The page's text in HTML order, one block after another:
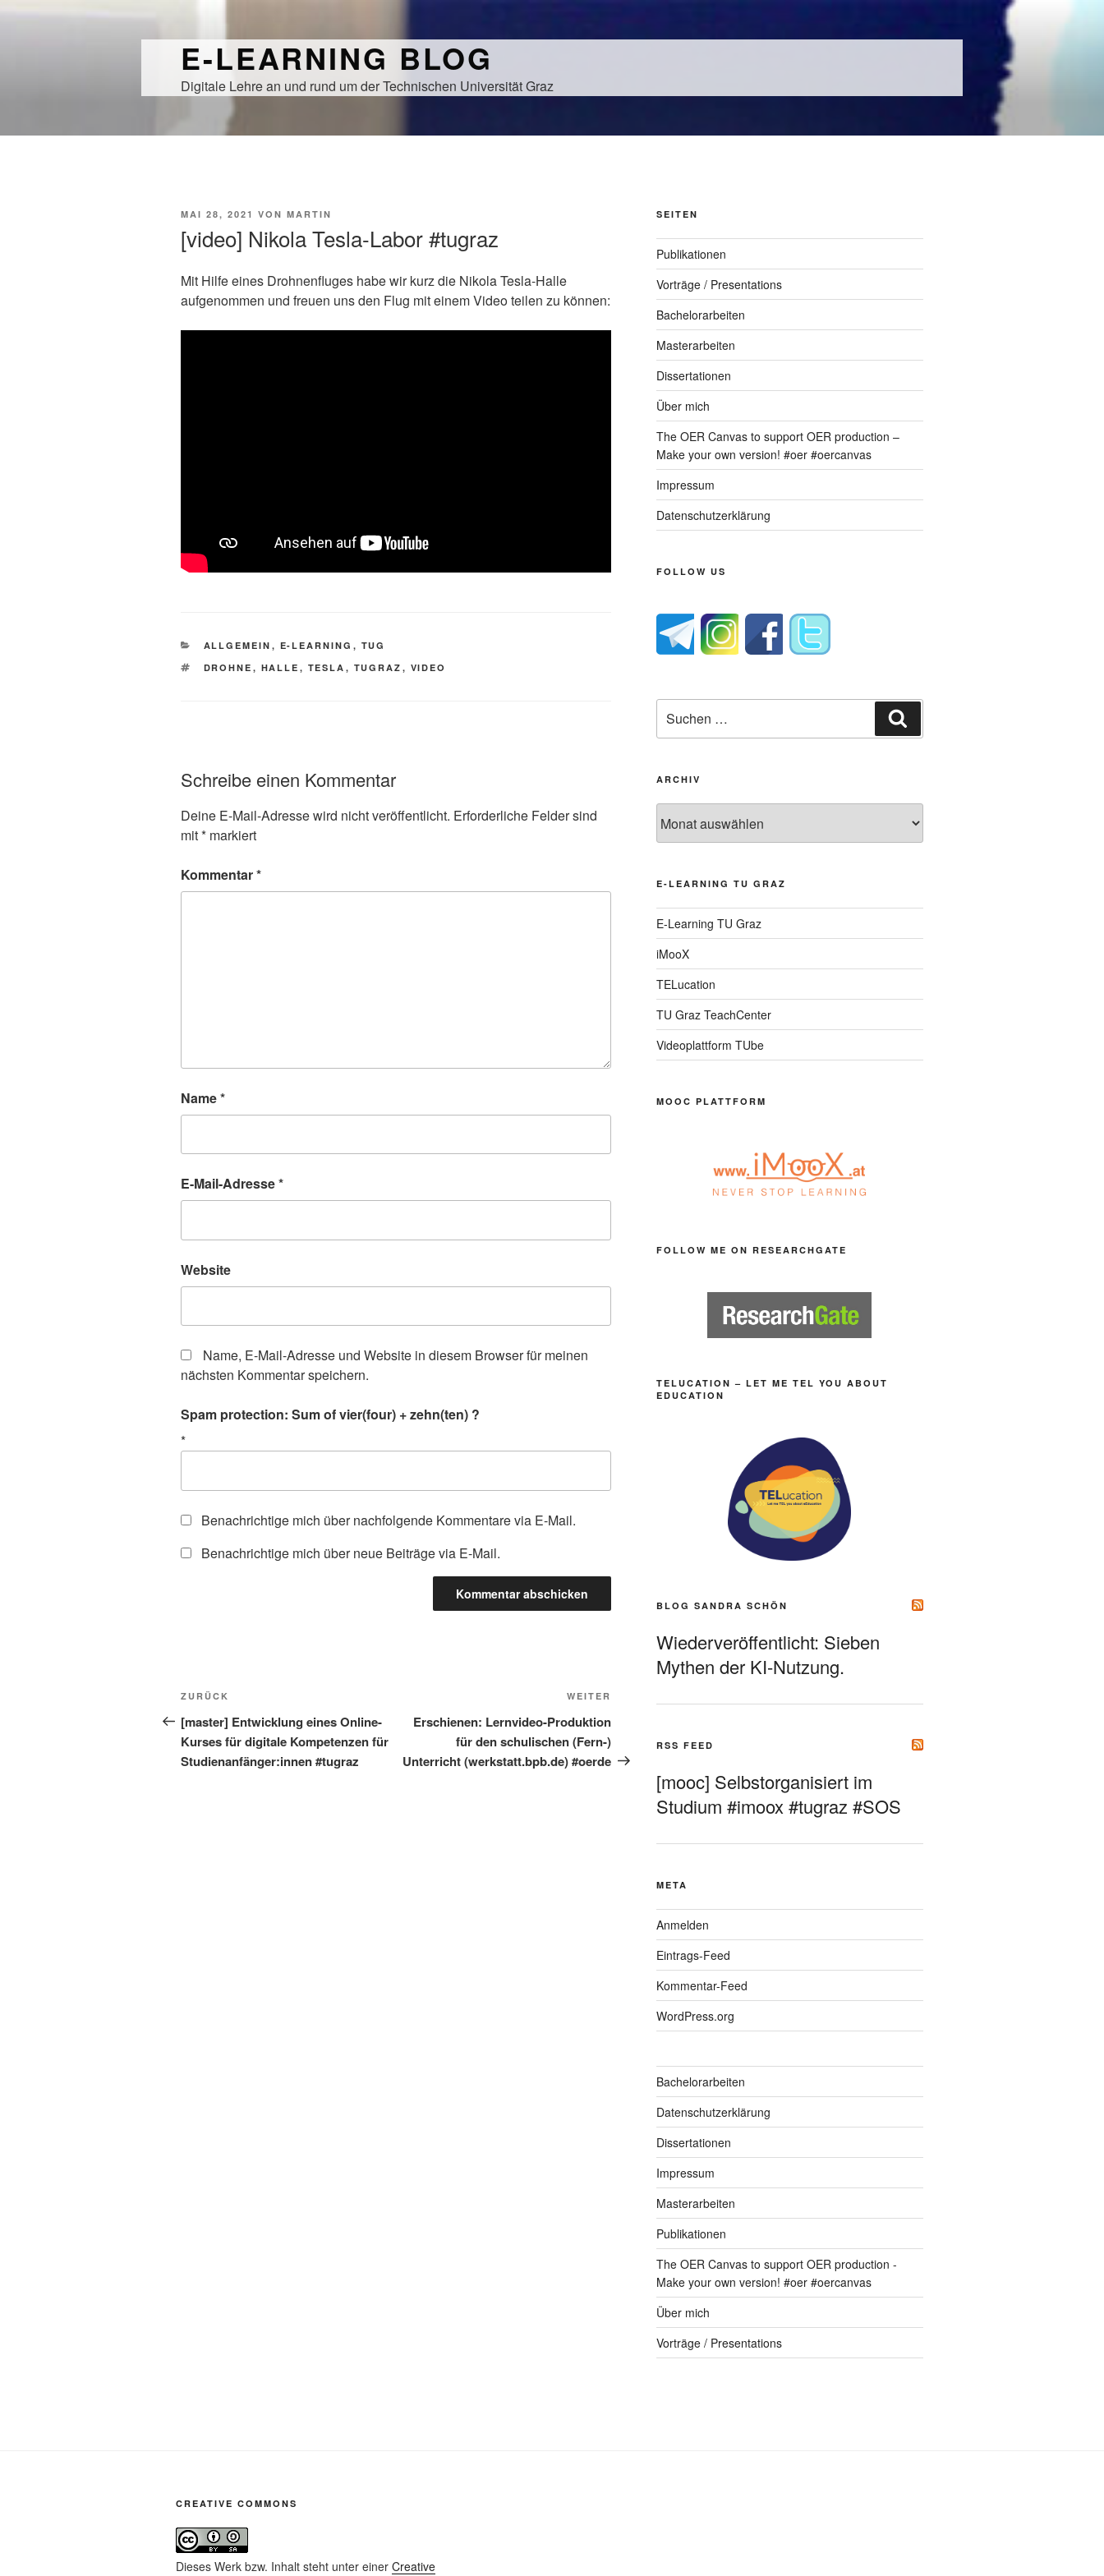
E-LEARNING BLOG
Digitale Lehre an und rund um der Technischen Universität Graz
VERÖFFENTLICHT
MAI 28, 2021 VON MARTIN
[video] Nikola Tesla-Labor #tugraz
Mit Hilfe eines Drohnenfluges habe wir kurz die Nikola Tesla-Halle
aufgenommen und freuen uns den Flug mit einem Video teilen zu können:
KATEGORIEN
ALLGEMEIN , E-LEARNING , TUG
SCHLAGWÖRTER
DROHNE , HALLE , TESLA , TUGRAZ , VIDEO
Schreibe einen Kommentar
Deine E-Mail-Adresse wird nicht veröffentlicht. Erforderliche Felder sind
mit* markiert
Kommentar*
Name*
E-Mail-Adresse*
Website
Name, E-Mail-Adresse und Website in diesem Browser für meinen
nächsten Kommentar speichern.
Spam protection: Sum of vier(four) + zehn(ten) ?
*
Benachrichtige mich über nachfolgende Kommentare via E-Mail.
Benachrichtige mich über neue Beiträge via E-Mail.
Beitragsnavigation
Vorheriger
Beitrag
ZURÜCK
[master] Entwicklung eines Online-
Kurses für digitale Kompetenzen für
Studienanfänger:innen #tugraz
Beitrag
WEITER
Erschienen: Lernvideo-Produktion
für den schulischen (Fern-)
Unterricht (werkstatt.bpb.de) #oerde
SEITEN
Publikationen
Vorträge / Presentations
Bachelorarbeiten
Masterarbeiten
Dissertationen
Über mich
The OER Canvas to support OER production –
Make your own version! #oer #oercanvas
Impressum
Datenschutzerklärung
FOLLOW US
nach:
ARCHIV
E-LEARNING TU GRAZ
E-Learning TU Graz
iMooX
TELucation
TU Graz TeachCenter
Videoplattform TUbe
MOOC PLATTFORM
FOLLOW ME ON RESEARCHGATE
TELUCATION – LET ME TEL YOU ABOUT
EDUCATION
BLOG SANDRA SCHÖN
Wiederveröffentlicht: Sieben
Mythen der KI-Nutzung.
RSS FEED
[mooc] Selbstorganisiert im
Studium #imoox #tugraz #SOS
META
Anmelden
Eintrags-Feed
Kommentar-Feed
WordPress.org
Bachelorarbeiten
Datenschutzerklärung
Dissertationen
Impressum
Masterarbeiten
Publikationen
The OER Canvas to support OER production -
Make your own version! #oer #oercanvas
Über mich
Vorträge / Presentations
CREATIVE COMMONS
Dieses Werk bzw. Inhalt steht unter einer Creative